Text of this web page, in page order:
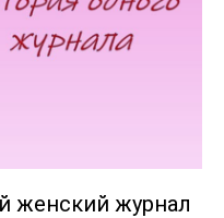
женский журнал